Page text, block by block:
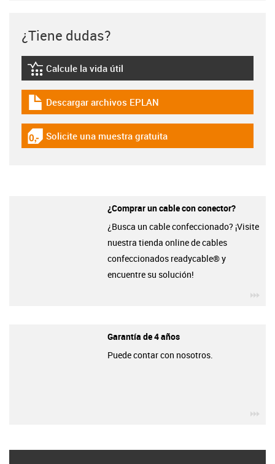
¿Tiene dudas?
igus-icon-lebensdauerrechner
Calcule la vida útil
igus-icon-download-plan
Descargar archivos EPLAN
igus-icon-gratismuster
Solicite una muestra gratuita
¿Comprar un cable con conector?
¿Busca un cable confeccionado? ¡Visite
nuestra tienda online de cables
confeccionados readycable® y
encuentre su solución!
Garantía de 4 años
Puede contar con nosotros.